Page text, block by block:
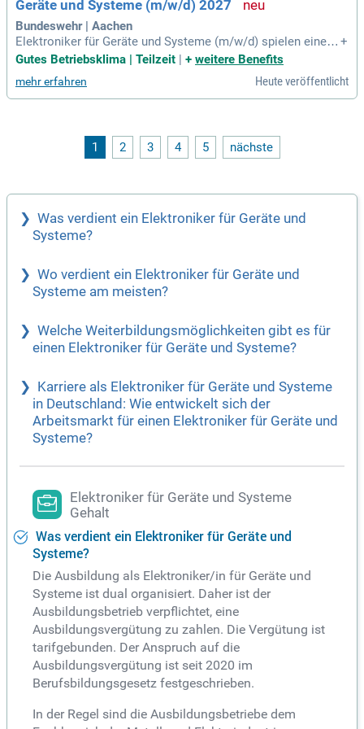
n in einem sicheren Job.
Geräte und Systeme (m/w/d) 2027
Bundeswehr | Aachen
Elektroniker für Geräte und Systeme (m/w/d) spielen eine e
ntscheidende Rolle in der Herstellung und Instandhaltung vo
wachen Abläufe, nehmen Systeme in Betrieb und erstellen F
ertigungsunterlagen. Zu ihren Aufgaben gehört das Einrichte
zu den Geräten. Für die Ausbildung ist ein qualifizierter Hau
pt- oder Realschulabschluss erforderlich, wobei gute Noten
+
Gutes Betriebsklima | Teilzeit | + weitere Benefits
mehr erfahren Heute veröffentlicht
1 2 3 4 5 nächste
Was verdient ein Elektroniker für Geräte und
Systeme?
Wo verdient ein Elektroniker für Geräte und
Systeme am meisten?
Welche Weiterbildungsmöglichkeiten gibt es für
einen Elektroniker für Geräte und Systeme?
Karriere als Elektroniker für Geräte und Systeme
in Deutschland: Wie entwickelt sich der
Arbeitsmarkt für einen Elektroniker für Geräte und
Systeme?
Elektroniker für Geräte und Systeme
Gehalt
Was verdient ein Elektroniker für Geräte und
Systeme?
Die Ausbildung als Elektroniker/in für Geräte und
Systeme ist dual organisiert. Daher ist der
Ausbildungsbetrieb verpflichtet, eine
Ausbildungsvergütung zu zahlen. Die Vergütung ist
tarifgebunden. Der Anspruch auf die
Ausbildungsvergütung ist seit 2020 im
Berufsbildungsgesetz festgeschrieben.
In der Regel sind die Ausbildungsbetriebe dem